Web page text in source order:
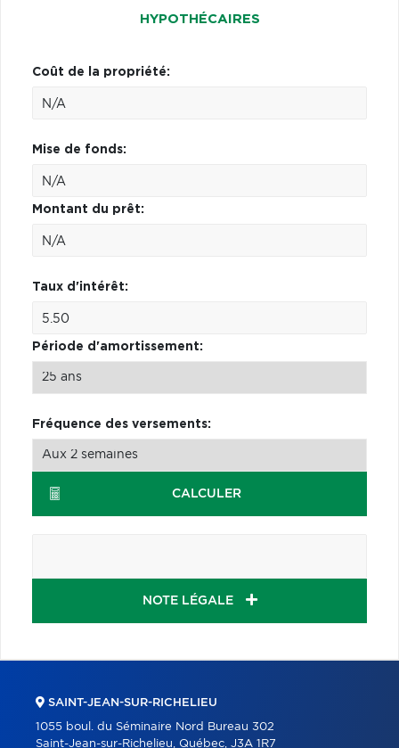
HYPOTHÉCAIRES
Coût de la propriété:
Mise de fonds:
Montant du prêt:
Taux d'intérêt:
Période d'amortissement:
Fréquence des versements:
CALCULER
NOTE LÉGALE
SAINT-JEAN-SUR-RICHELIEU
1055 boul. du Séminaire Nord Bureau 302
Saint-Jean-sur-Richelieu, Québec, J3A 1R7